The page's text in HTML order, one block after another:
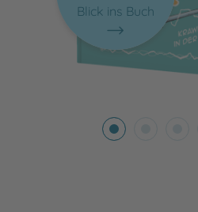
Blick ins Buch